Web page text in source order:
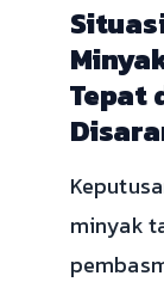
Tepat
minyak